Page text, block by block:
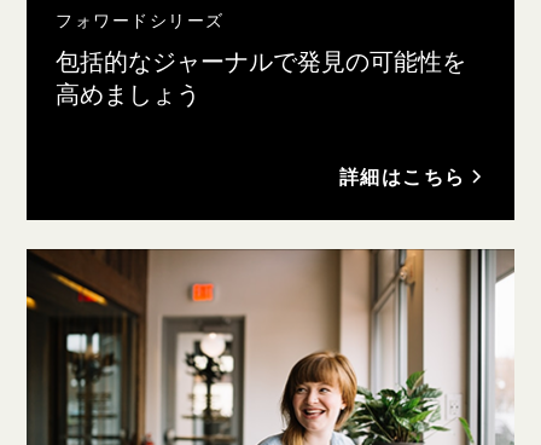
フォワードシリーズ
包括的なジャーナルで発見の可能性を
高めましょう
詳細はこちら